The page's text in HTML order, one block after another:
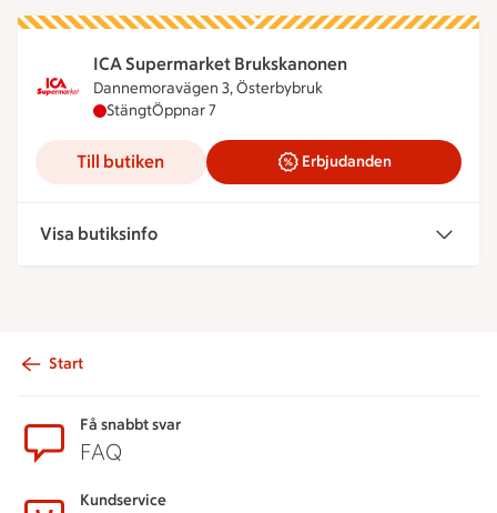
ICA Supermarket Brukskanonen
Dannemoravägen 3, Österbybruk
ICA Supermarket Brukskanonen har stängt,
StängtÖppnar 7
Till butiken Erbjudanden
Visa butiksinfo
Start
Få snabbt svar
FAQ
Kundservice